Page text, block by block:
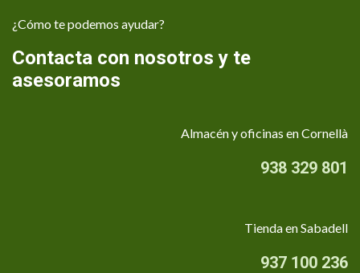
¿Cómo te podemos ayudar?
Contacta con nosotros y te
asesoramos
Almacén y oficinas en Cornellà
938 329 801
Tienda en Sabadell
937 100 236